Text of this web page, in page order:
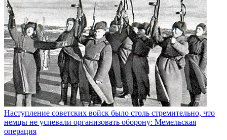
Наступление советских войск было столь стремительно, что
немцы не успевали организовать оборону: Мемельская
операция